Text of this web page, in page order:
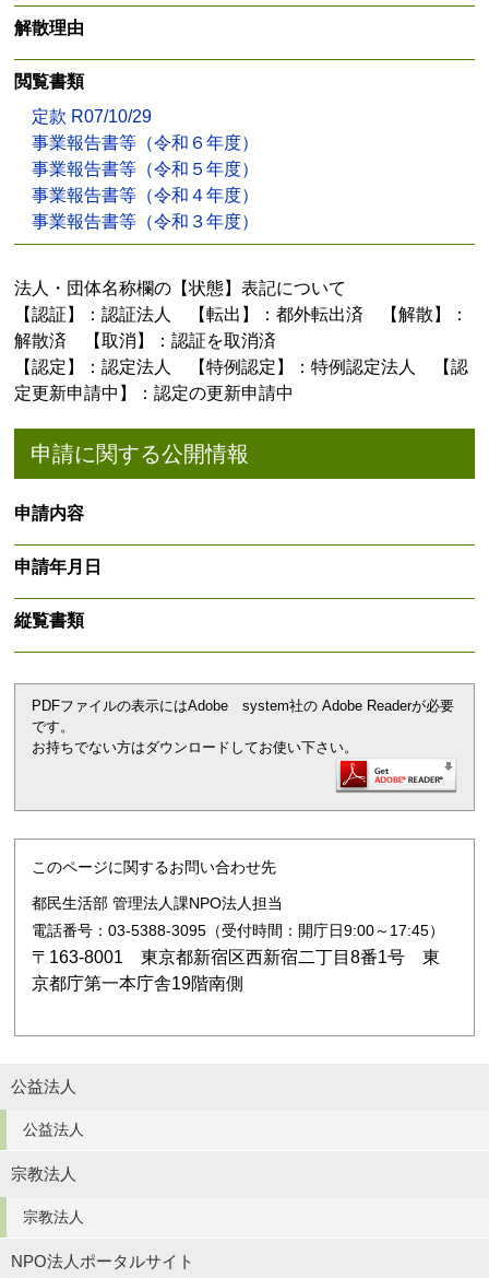
解散理由
閲覧書類
定款 R07/10/29
事業報告書等（令和６年度）
事業報告書等（令和５年度）
事業報告書等（令和４年度）
事業報告書等（令和３年度）
法人・団体名称欄の【状態】表記について
【認証】：認証法人 【転出】：都外転出済 【解散】：
解散済 【取消】：認証を取消済
【認定】：認定法人 【特例認定】：特例認定法人 【認
定更新申請中】：認定の更新申請中
申請に関する公開情報
申請内容
申請年月日
縦覧書類
PDFファイルの表示にはAdobe system社の Adobe Readerが必要
です。
お持ちでない方はダウンロードしてお使い下さい。
このページに関するお問い合わせ先
都民生活部 管理法人課NPO法人担当
電話番号：03-5388-3095（受付時間：開庁日9:00～17:45）
〒163-8001 東京都新宿区西新宿二丁目8番1号 東
京都庁第一本庁舎19階南側
公益法人
公益法人
宗教法人
宗教法人
NPO法人ポータルサイト